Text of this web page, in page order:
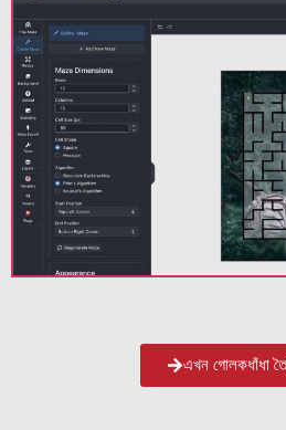
এখন গোলকধাঁধা